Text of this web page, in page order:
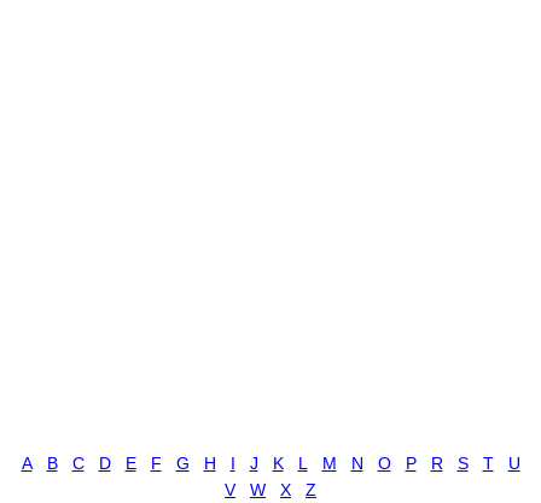
A B C D E F G H I J K L M N O P R S T
U
V
W X Z